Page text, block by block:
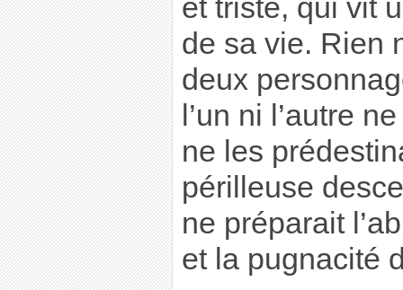
et triste, qui vit
de sa vie. Rien
deux
l’un ni l’autre
ne les
périlleuse
ne préparait
et la pugnacité